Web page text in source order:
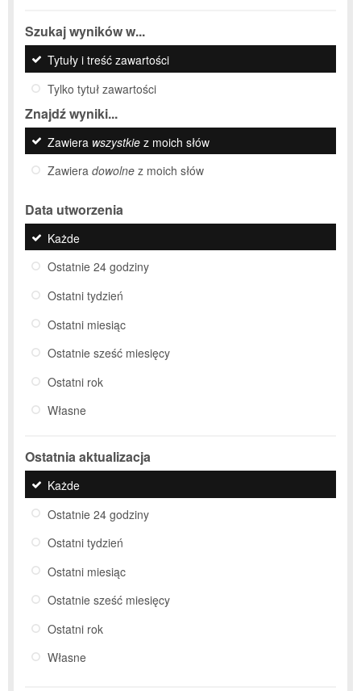
Szukaj wyników w...
Tytuły i treść zawartości
Tylko tytuł zawartości
Znajdź wyniki...
Zawiera wszystkie z moich słów
Zawiera dowolne z moich słów
Data utworzenia
Każde
Ostatnie 24 godziny
Ostatni tydzień
Ostatni miesiąc
Ostatnie sześć miesięcy
Ostatni rok
Własne
Ostatnia aktualizacja
Każde
Ostatnie 24 godziny
Ostatni tydzień
Ostatni miesiąc
Ostatnie sześć miesięcy
Ostatni rok
Własne